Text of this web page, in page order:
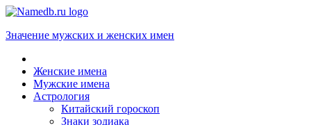
Значение мужских и женских имен
Женские имена
Мужские имена
Астрология
Китайский гороскоп
Знаки зодиака